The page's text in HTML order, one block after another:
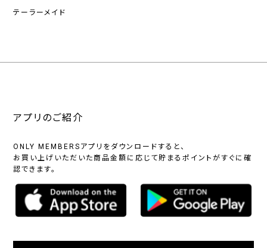
テーラーメイド
アプリのご紹介
ONLY MEMBERSアプリをダウンロードすると、
お買い上げいただいた商品金額に応じて貯まるポイントがすぐに確
認できます。